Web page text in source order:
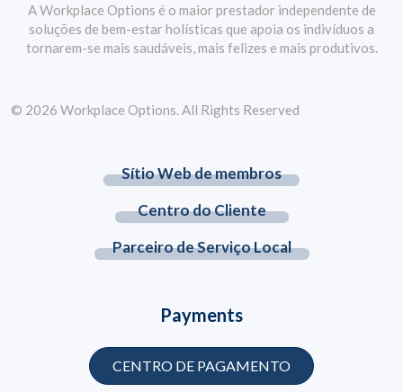
A Workplace Options é o maior prestador independente de
soluções de bem-estar holísticas que apoia os indivíduos a
tornarem-se mais saudáveis, mais felizes e mais produtivos.
Sítio Web de membros
Centro do Cliente
Parceiro de Serviço Local
Payments
CENTRO DE PAGAMENTO
© 2026 Workplace Options. All Rights Reserved